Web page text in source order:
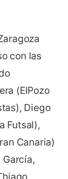
con las
(ElPozo
Diego
Futsal),
Canaria)